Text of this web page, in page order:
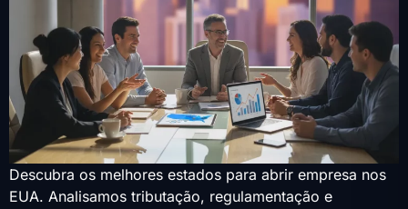
Descubra os melhores estados para abrir empresa nos
EUA. Analisamos tributação, regulamentação e